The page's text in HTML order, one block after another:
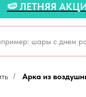
🍉 🍉
/ Арка из